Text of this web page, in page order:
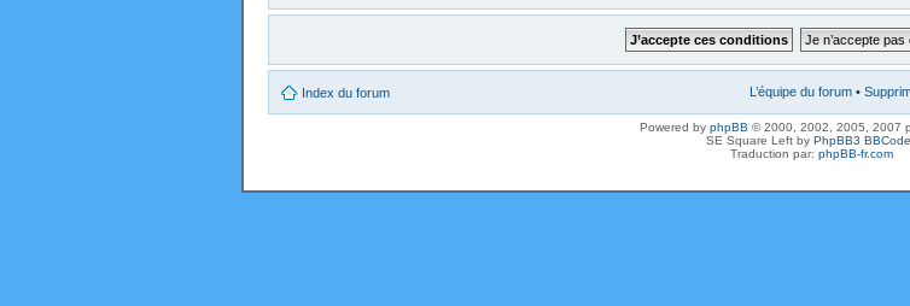
Index du forum L’équipe du forum •
Powered by phpBB © 2000, 2002, 2005, 2007
SE Square Left by PhpBB3
Traduction par: phpBB-fr.com